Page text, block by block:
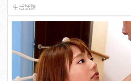
男
生活話題